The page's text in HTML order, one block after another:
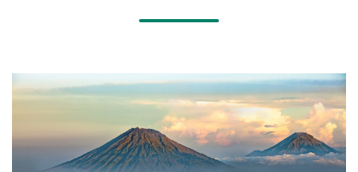
MIS RETOS SOLIDARIOS
CERRAR SESIÓN